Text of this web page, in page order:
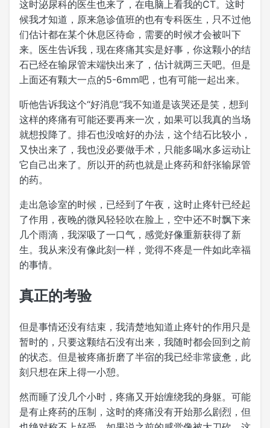
这时泌尿科的医生也来了，在电脑上看我的CT。这时
候我才知道，原来急诊值班的也有专科医生，只不过他
们估计都在某个休息区待命，需要的时候才会被叫下
来。医生告诉我，现在疼痛其实是好事，你这颗小的结
石已经在输尿管末端快出来了，估计就两三天吧。但是
上面还有颗大一点的5-6mm吧，也有可能一起出来。
听他告诉我这个“好消息”我不知道是该哭还是笑，想到
这样的疼痛有可能还要再来一次，如果可以我真的当场
就想投降了。排石也没啥好的办法，这个结石比较小，
又快出来了，我也没必要做手术，只能多喝水多运动让
它自己出来了。所以开的药也就是止疼药和舒张输尿管
的药。
走出急诊室的时候，已经到了午夜，这时止疼针已经起
了作用，夜晚的微风轻轻吹在脸上，空中还不时飘下来
几个雨滴，我深吸了一口气，感觉好像重新获得了新
生。我从来没有像此刻一样，觉得不疼是一件如此幸福
的事情。
真正的考验
但是事情还没有结束，我清楚地知道止疼针的作用只是
暂时的，只要这颗结石没有出来，我随时都会回到之前
的状态。但是被疼痛折磨了半宿的我已经非常疲惫，此
刻只想在床上得一小憩。
然而睡了没几个小时，疼痛又开始缠绕我的身躯。可能
是有止疼药的压制，这时的疼痛没有开始那么剧烈，但